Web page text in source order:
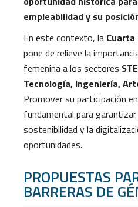
empleabilidad y su
En este contexto, la
pone de relieve la
femenina a los sectores
Tecnología, Ingeniería,
Promover su participación
fundamental para
sostenibilidad y la
oportunidades.
PROPUESTAS
BARRERAS DE